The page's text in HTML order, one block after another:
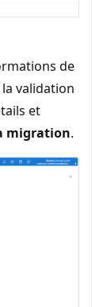
de
validation
et
migration.